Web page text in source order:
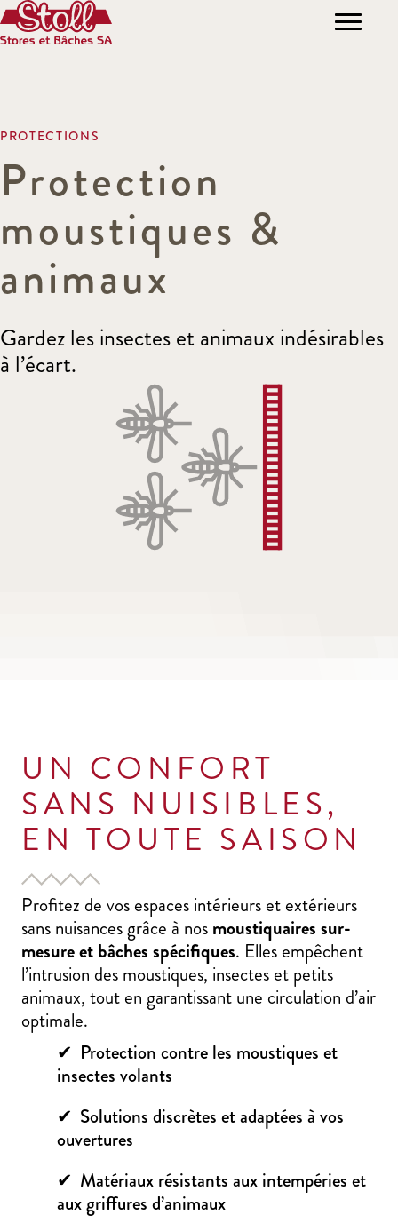
PROTECTIONS
Protection
moustiques &
animaux
Gardez les insectes et animaux indésirables
à l’écart.
UN CONFORT
SANS NUISIBLES,
EN TOUTE SAISON
Profitez de vos espaces intérieurs et extérieurs
sans nuisances grâce à nos moustiquaires sur-
mesure et bâches spécifiques. Elles empêchent
l’intrusion des moustiques, insectes et petits
animaux, tout en garantissant une circulation d’air
optimale.
Protection contre les moustiques et
insectes volants
Solutions discrètes et adaptées à vos
ouvertures
Matériaux résistants aux intempéries et
aux griffures d’animaux